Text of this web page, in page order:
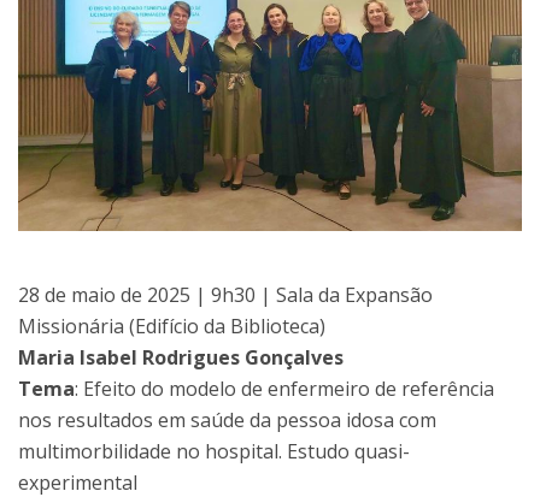
28 de maio de 2025 | 9h30 | Sala da Expansão
Missionária (Edifício da Biblioteca)
Maria Isabel Rodrigues Gonçalves
Tema: Efeito do modelo de enfermeiro de referência
nos resultados em saúde da pessoa idosa com
multimorbilidade no hospital. Estudo quasi-
experimental